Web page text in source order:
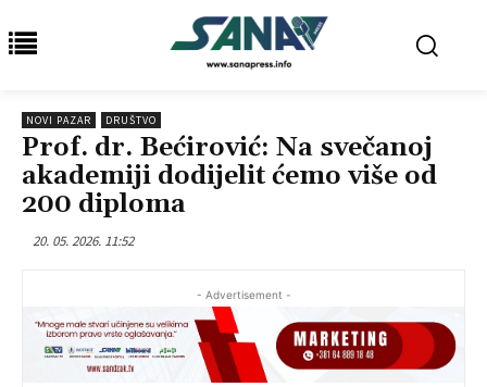
NOVI PAZAR DRUŠTVO
Prof. dr. Bećirović: Na svečanoj
akademiji dodijelit ćemo više od
200 diploma
20. 05. 2026. 11:52
- Advertisement -